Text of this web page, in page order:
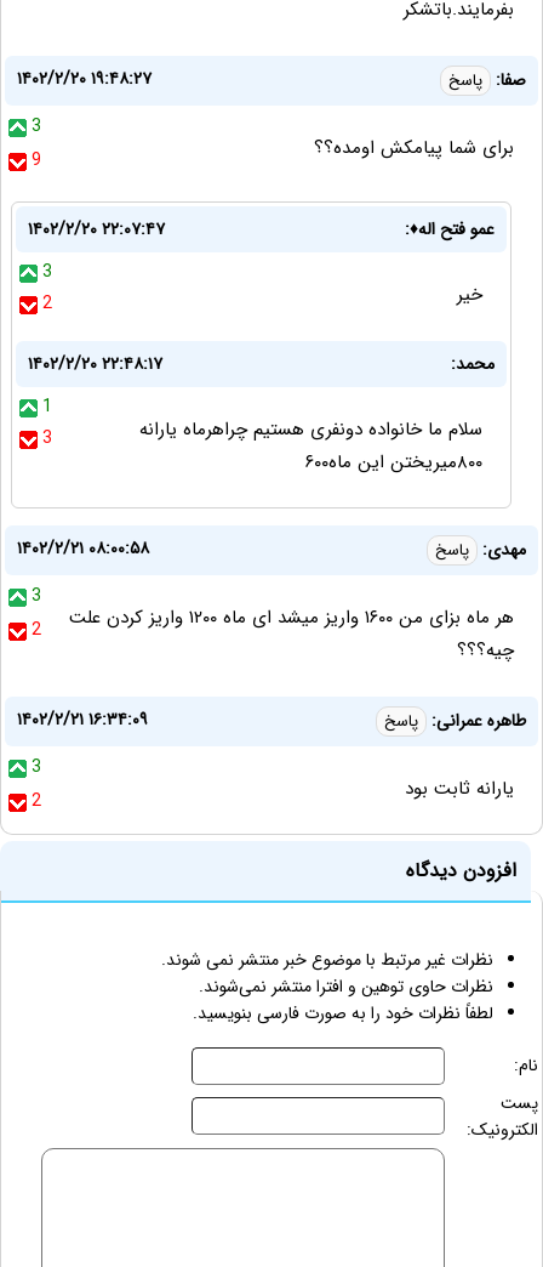
بفرمایند.باتشکر
صفا: پاسخ
۱۴۰۲/۲/۲۰ ۱۹:۴۸:۲۷
3
9
برای شما پیامکش اومده؟؟
عمو فتح اله♦️:
۱۴۰۲/۲/۲۰ ۲۲:۰۷:۴۷
3
2
خیر
محمد:
۱۴۰۲/۲/۲۰ ۲۲:۴۸:۱۷
1
3
سلام ما خانواده دونفری هستیم چراهرماه یارانه
۸۰۰میریختن این ماه۶۰۰
مهدی: پاسخ
۱۴۰۲/۲/۲۱ ۰۸:۰۰:۵۸
3
2
هر ماه بزای من ۱۶۰۰ واریز میشد ای ماه ۱۲۰۰ واریز کردن علت
چیه؟؟؟
طاهره عمرانی: پاسخ
۱۴۰۲/۲/۲۱ ۱۶:۳۴:۰۹
3
2
یارانه ثابت بود
افزودن دیدگاه
نظرات غیر مرتبط با موضوع خبر منتشر نمی شوند.
نظرات حاوی توهین و افترا منتشر نمی‌شوند.
لطفاً نظرات خود را به صورت فارسی بنویسید.
نام:
پست
الکترونیک: